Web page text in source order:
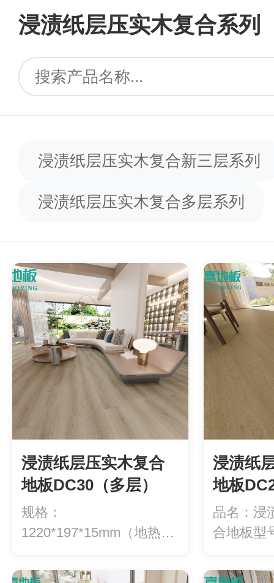
浸渍纸层压实木复合系列
浸渍纸层压实木复合新三层系列
浸渍纸层压实木复合多层系列
浸渍纸层压实木复合
地板DC30（多层）
规格：
1220*197*15mm（地热专
浸渍纸
地板
品名：浸
合地板型